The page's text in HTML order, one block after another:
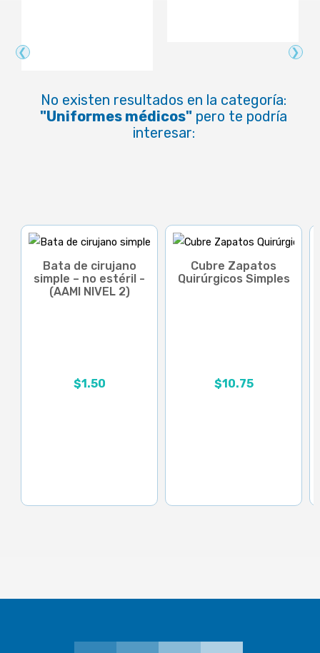
❮ ❯
No existen resultados en la categoría:
"Uniformes médicos" pero te podría
interesar:
Bata de cirujano
simple – no estéril -
(AAMI NIVEL 2)
$1.50
Cubre Zapatos
Quirúrgicos Simples
$10.75
Rango de precios: